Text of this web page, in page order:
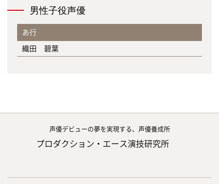
男性子役声優
あ行
織田 碧葉
声優デビューの夢を実現する、声優養成所
プロダクション・エース演技研究所